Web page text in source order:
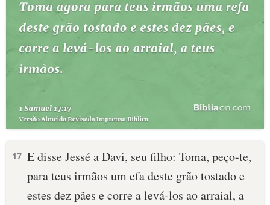
17 E disse Jessé a Davi, seu filho: Toma, peço-te,
para teus irmãos um efa deste grão tostado e
estes dez pães e corre a levá-los ao arraial, a